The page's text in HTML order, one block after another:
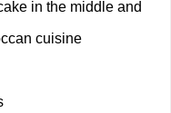
in the middle and
cuisine